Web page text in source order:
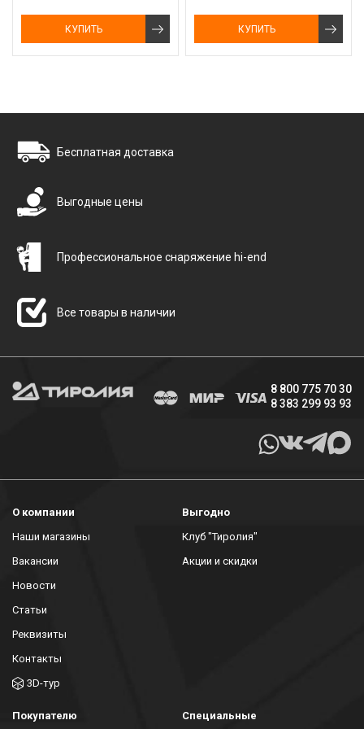
КУПИТЬ КУПИТЬ
Бесплатная доставка
Выгодные цены
Профессиональное снаряжение hi-end
Все товары в наличии
8 800 775 70 30
8 383 299 93 93
О компании
Наши магазины
Вакансии
Новости
Статьи
Реквизиты
Контакты
3D-тур
Выгодно
Клуб "Тиролия"
Акции и скидки
Покупателю
Специальные